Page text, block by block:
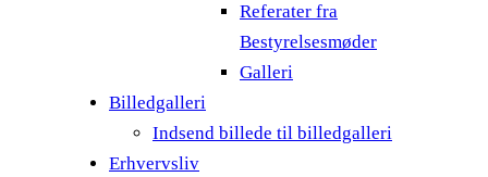
Referater fra
Bestyrelsesmøder
Galleri
Billedgalleri
Indsend billede til billedgalleri
Erhvervsliv